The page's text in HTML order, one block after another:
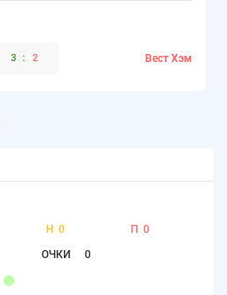
3 : 2 Вест Хэм
Н 0 П 0
ОЧКИ 0